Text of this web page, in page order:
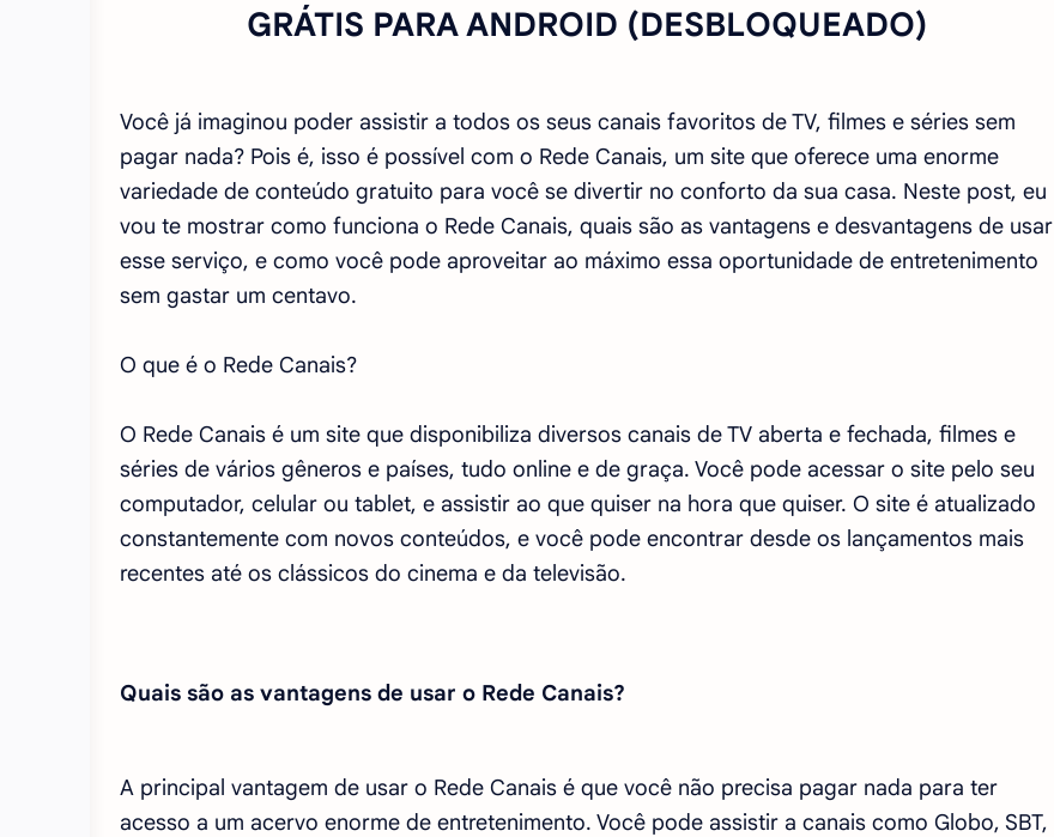
GRÁTIS PARA ANDROID (DESBLOQUEADO)
Você já imaginou poder assistir a todos os seus canais favoritos de TV, filmes e séries sem
pagar nada? Pois é, isso é possível com o Rede Canais, um site que oferece uma enorme
variedade de conteúdo gratuito para você se divertir no conforto da sua casa. Neste post, eu
vou te mostrar como funciona o Rede Canais, quais são as vantagens e desvantagens de usar
esse serviço, e como você pode aproveitar ao máximo essa oportunidade de entretenimento
sem gastar um centavo.
O que é o Rede Canais?
O Rede Canais é um site que disponibiliza diversos canais de TV aberta e fechada, filmes e
séries de vários gêneros e países, tudo online e de graça. Você pode acessar o site pelo seu
computador, celular ou tablet, e assistir ao que quiser na hora que quiser. O site é atualizado
constantemente com novos conteúdos, e você pode encontrar desde os lançamentos mais
recentes até os clássicos do cinema e da televisão.
Quais são as vantagens de usar o Rede Canais?
A principal vantagem de usar o Rede Canais é que você não precisa pagar nada para ter
acesso a um acervo enorme de entretenimento. Você pode assistir a canais como Globo, SBT,